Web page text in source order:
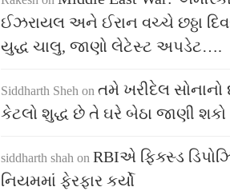
ઈઝરાયલ અને ઈરાન વચ્ચે છઠ્ઠા
યુદ્ધ ચાલુ, જાણો લેટેસ્ટ અપડેટ….
Siddharth Sheh on તમે ખરીદેલ સોનાનો
કેટલો શુદ્ધ છે તે ઘરે બેઠા જાણી શકો
siddharth shah on RBIએ ફિક્સ્ડ
નિયમમાં ફેરફાર કર્યો